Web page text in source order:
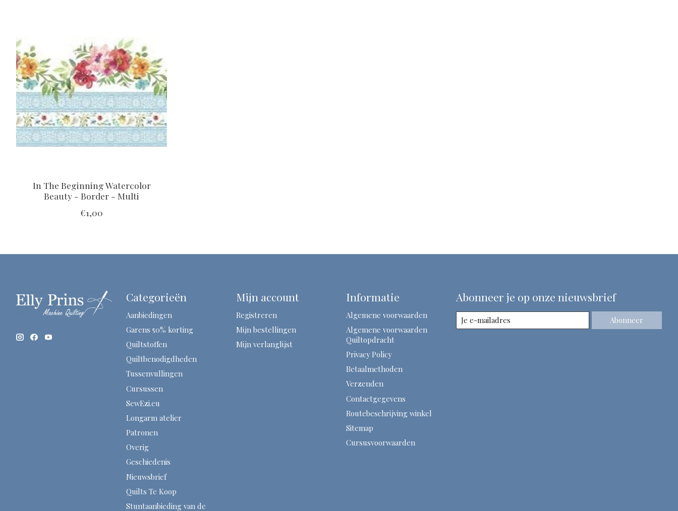
In The Beginning Watercolor
Beauty - Border - Multi
€1,00
Categorieën
Aanbiedingen
Garens 50% korting
Quiltstoffen
Quiltbenodigdheden
Tussenvullingen
Cursussen
SewEzi.eu
Longarm atelier
Patronen
Overig
Geschiedenis
Nieuwsbrief
Quilts Te Koop
Stuntaanbieding van de
Mijn account
Registreren
Mijn bestellingen
Mijn verlanglijst
Informatie
Algemene voorwaarden
Algemene voorwaarden
Quiltopdracht
Privacy Policy
Betaalmethoden
Verzenden
Contactgegevens
Routebeschrijving winkel
Sitemap
Cursusvoorwaarden
Abonneer je op onze nieuwsbrief
Abonneer